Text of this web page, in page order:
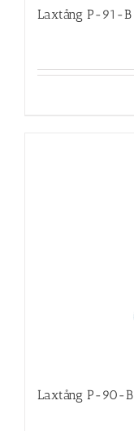
Laxtång P-91-B
Laxtång P-90-B